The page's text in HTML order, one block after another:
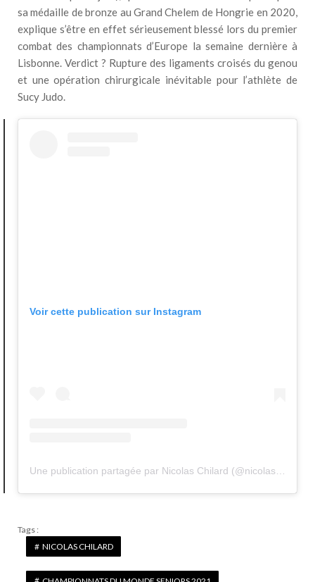
sa médaille de bronze au Grand Chelem de Hongrie en 2020,
explique s’être en effet sérieusement blessé lors du premier
combat des championnats d’Europe la semaine dernière à
Lisbonne. Verdict ? Rupture des ligaments croisés du genou
et une opération chirurgicale inévitable pour l’athlète de
Sucy Judo.
Voir cette publication sur Instagram
Tags :
NICOLAS CHILARD